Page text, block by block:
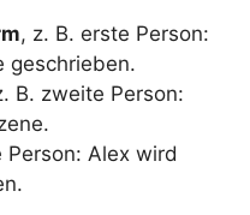
, z. B. erste Person:
geschrieben.
B. zweite Person:
Person: Alex wird